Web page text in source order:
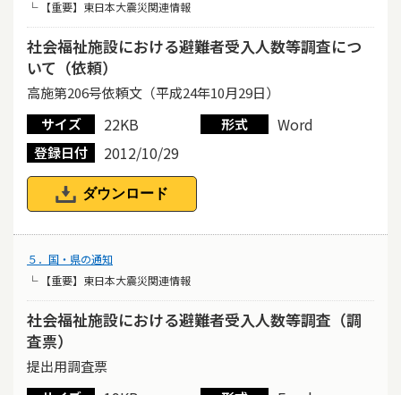
└ 【重要】東日本大震災関連情報
社会福祉施設における避難者受入人数等調査につ
いて（依頼）
高施第206号依頼文（平成24年10月29日）
サイズ
22KB 形式 Word
登録日付 2012/10/29
ダウンロード
５．国・県の通知
└ 【重要】東日本大震災関連情報
社会福祉施設における避難者受入人数等調査（調
査票）
提出用調査票